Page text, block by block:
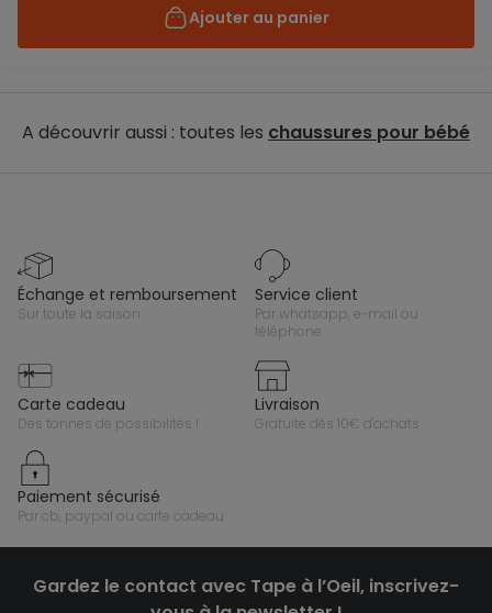
Ajouter au panier
A découvrir aussi : toutes les chaussures pour bébé
échange et remboursement
sur toute la saison
service client
par whatsapp, e-mail ou
téléphone
carte cadeau
des tonnes de possibilités !
livraison
gratuite dès 10€ d'achats
paiement sécurisé
par cb, paypal ou carte cadeau
Gardez le contact avec Tape à l’Oeil, inscrivez-